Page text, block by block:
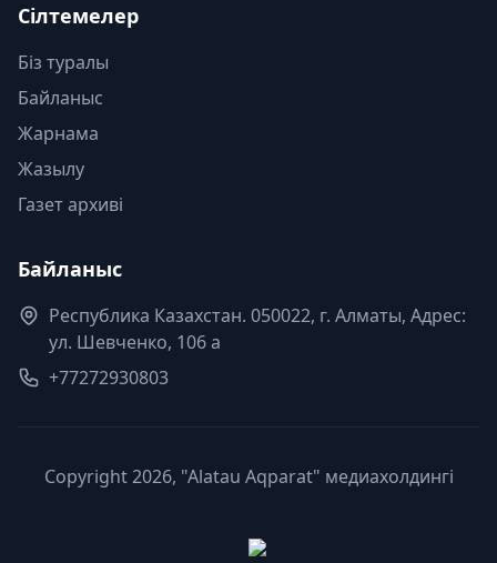
Сілтемелер
Біз туралы
Байланыс
Жарнама
Жазылу
Газет архиві
Байланыс
Республика Казахстан. 050022, г. Алматы, Адрес:
ул. Шевченко, 106 а
+77272930803
Copyright 2026, "Alatau Aqparat" медиахолдингі